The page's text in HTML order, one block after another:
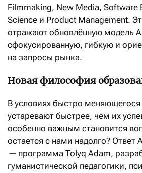
Filmmaking, New Media, Software
Science и Product Management.
отражают обновлённую модель
сфокусированную, гибкую и
на запросы рынка.
Новая философия
В условиях быстро
устаревают быстрее, чем их
особенно важным становится
остается с нами надолго? Ответ
— программа Tolyq Adam,
гуманистической педагогики,